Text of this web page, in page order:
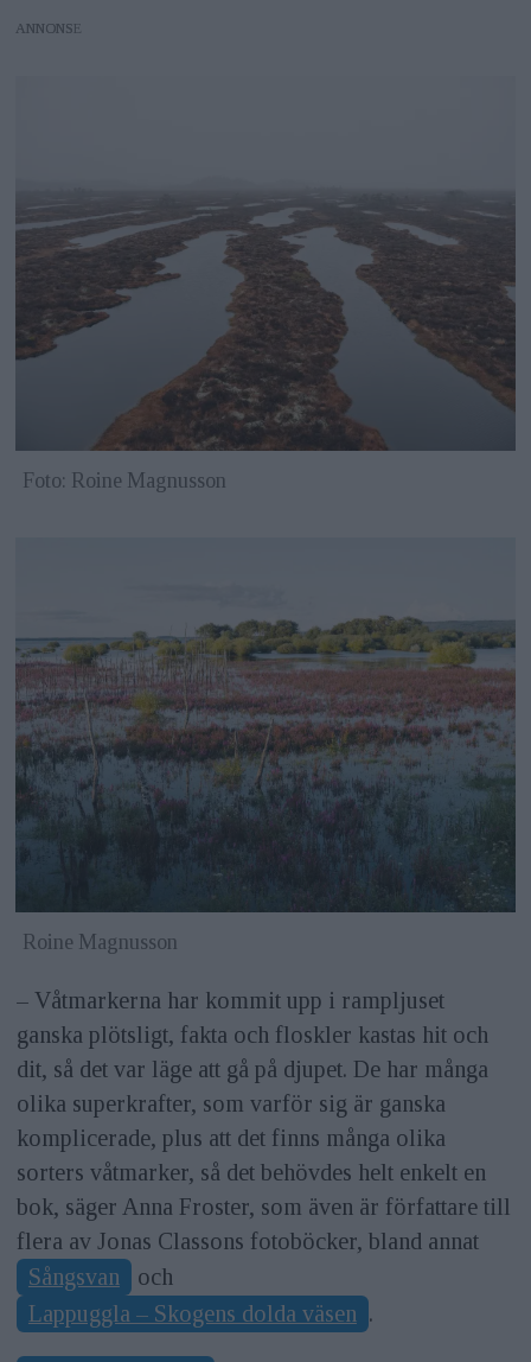
ANNONS
Foto: Roine Magnusson
Roine Magnusson
– Våtmarkerna har kommit upp i rampljuset
ganska plötsligt, fakta och floskler kastas hit och
dit, så det var läge att gå på djupet. De har många
olika superkrafter, som varför sig är ganska
komplicerade, plus att det finns många olika
sorters våtmarker, så det behövdes helt enkelt en
bok, säger Anna Froster, som även är författare till
flera av Jonas Classons fotoböcker, bland annat
Sångsvan
och
Lappuggla – Skogens dolda väsen .